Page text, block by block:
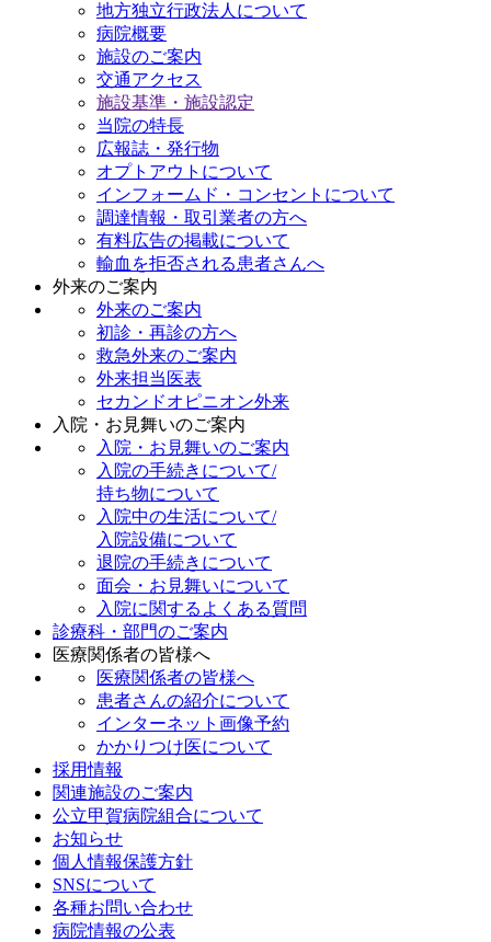
地方独立行政法人について
病院概要
施設のご案内
交通アクセス
施設基準・施設認定
当院の特長
広報誌・発行物
オプトアウトについて
インフォームド・コンセントについて
調達情報・取引業者の方へ
有料広告の掲載について
輸血を拒否される患者さんへ
外来のご案内
外来のご案内
初診・再診の方へ
救急外来のご案内
外来担当医表
セカンドオピニオン外来
入院・お見舞いのご案内
入院・お見舞いのご案内
入院の手続きについて/
持ち物について
入院中の生活について/
入院設備について
退院の手続きについて
面会・お見舞いについて
入院に関するよくある質問
診療科・部門のご案内
医療関係者の皆様へ
医療関係者の皆様へ
患者さんの紹介について
インターネット画像予約
かかりつけ医について
採用情報
関連施設のご案内
公立甲賀病院組合について
お知らせ
個人情報保護方針
SNSについて
各種お問い合わせ
病院情報の公表